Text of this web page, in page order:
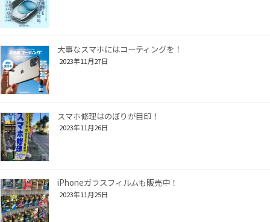
大事なスマホにはコーティングを！
2023年11月27日
スマホ修理はのぼりが目印！
2023年11月26日
iPhoneガラスフィルムも販売中！
2023年11月25日